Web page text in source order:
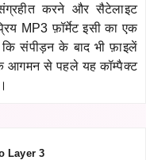
करने और सैटेलाइट
MP3 फ़ॉर्मेट इसी का एक
संपीड़न के बाद भी फ़ाइलें
आगमन से पहले यह कॉम्पैक्ट
Layer 3